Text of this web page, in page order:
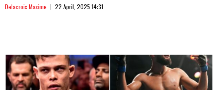
Delacroix Maxime 22 April, 2025 14:31